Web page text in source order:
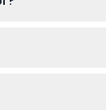
des bus